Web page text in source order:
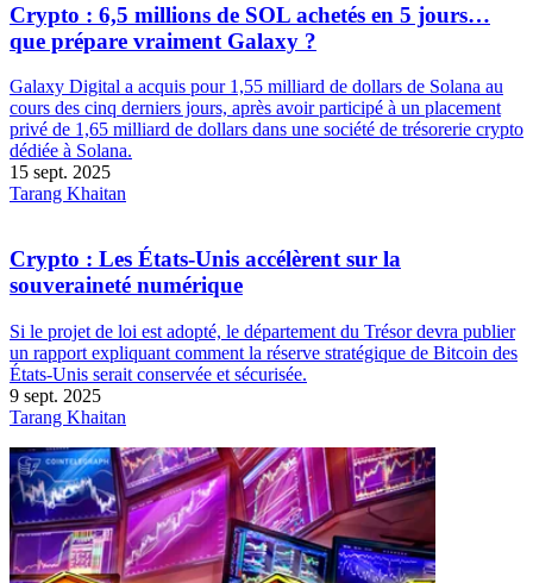
Crypto : 6,5 millions de SOL achetés en 5 jours…
que prépare vraiment Galaxy ?
Galaxy Digital a acquis pour 1,55 milliard de dollars de Solana au
cours des cinq derniers jours, après avoir participé à un placement
privé de 1,65 milliard de dollars dans une société de trésorerie crypto
dédiée à Solana.
15 sept. 2025
Tarang Khaitan
Crypto : Les États-Unis accélèrent sur la
souveraineté numérique
Si le projet de loi est adopté, le département du Trésor devra publier
un rapport expliquant comment la réserve stratégique de Bitcoin des
États-Unis serait conservée et sécurisée.
9 sept. 2025
Tarang Khaitan